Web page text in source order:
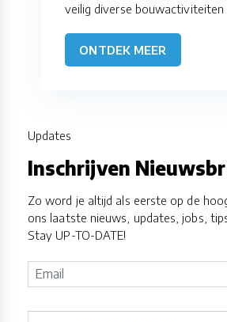
veilig diverse bouwactiviteiten
ONTDEK MEER
Updates
Inschrijven
Zo word je altijd als eerste op de
ons laatste nieuws, updates, jobs,
Stay UP-TO-DATE!